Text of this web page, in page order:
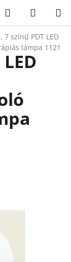
KeresésKOSÁR
7 színű PDT LED
lámpa 1121